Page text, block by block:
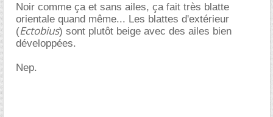
Noir comme ça et sans ailes, ça fait très blatte
orientale quand même... Les blattes d'extérieur
(Ectobius) sont plutôt beige avec des ailes bien
développées.
Nep.